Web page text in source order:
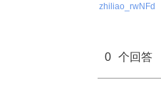
zhiliao_rwNFd
0 个回答